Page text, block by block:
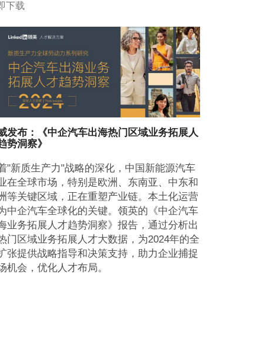
下载
发布：《中企汽车出海热门区域业务拓展人
势洞察》
"新质生产力"战略的深化，中国新能源汽车
在全球市场，特别是欧洲、东南亚、中东和
等关键区域，正在重塑产业链。本土化运营
中企汽车全球化的关键。领英的《中企汽车
业务拓展人才趋势洞察》报告，通过分析出
门区域业务拓展人才大数据，为2024年的全
张提供战略指导和决策支持，助力企业捕捉
机会，优化人才布局。